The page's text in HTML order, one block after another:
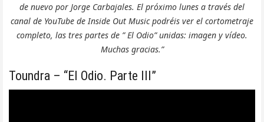
de nuevo por Jorge Carbajales. El próximo lunes a través del
canal de YouTube de Inside Out Music podréis ver el cortometraje
completo, las tres partes de ” El Odio” unidas: imagen y vídeo.
Muchas gracias.”
Toundra – “El Odio. Parte III”